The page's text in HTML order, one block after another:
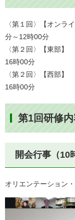
〈第１回〉【オン
分～12時00分
〈第２回〉【東部
16時00分
〈第２回〉【西部
16時00分
第1回研修内
開会行事（
オリエンテーション